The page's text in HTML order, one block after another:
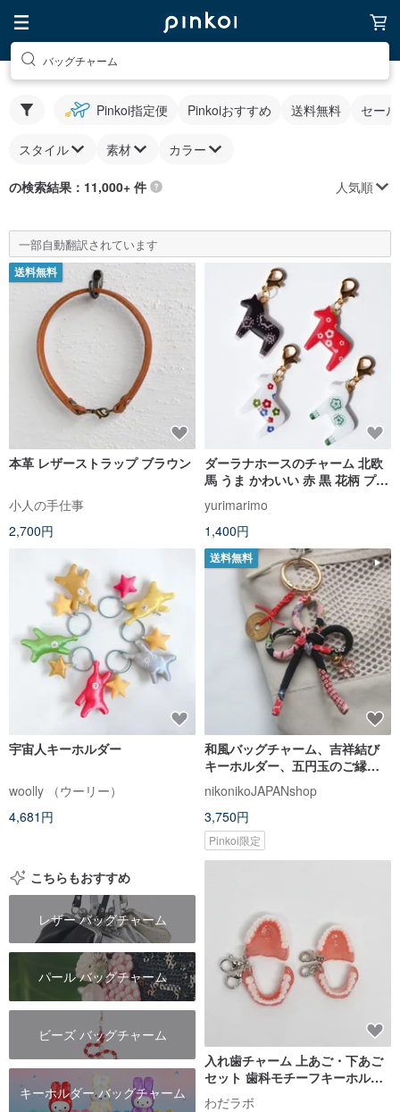
バッグチャーム
Pinkoi指定便 Pinkoiおすすめ 送料無料 セー
スタイル 素材 カラー
の検索結果：11,000+ 件 人気順
一部自動翻訳されています
送料無料
本革 レザーストラップ ブラウン
小人の手仕事
2,700円
ダーラナホースのチャーム 北欧
馬 うま かわいい 赤 黒 花柄 プレ
ゼント バッグチャーム キーホル
ダー
yurimarimo
1,400円
宇宙人キーホルダー
woolly （ウーリー）
4,681円
送料無料
和風バッグチャーム、吉祥結び
キーホルダー、五円玉のご縁お
守り、桜チャーム付き
nikonikoJAPANshop
3,750円
Pinkoi限定
こちらもおすすめ
レザー バッグチャーム
パール バッグチャーム
ビーズ バッグチャーム
キーホルダー バッグチャーム
入れ歯チャーム 上あご・下あご
セット 歯科モチーフキーホルダ
ー
わだラボ